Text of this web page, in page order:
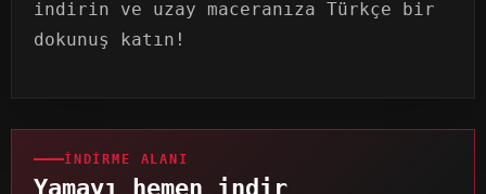
indirin ve uzay maceranıza Türkçe bir
dokunuş katın!
İNDIRME ALANI
Yamayı hemen indir